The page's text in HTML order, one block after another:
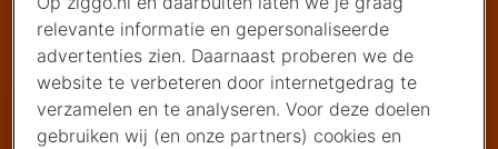
relevante informatie en gepersonaliseerde
advertenties zien. Daarnaast proberen we de
website te verbeteren door internetgedrag te
verzamelen en te analyseren. Voor deze doelen
gebruiken wij (en onze partners) cookies en